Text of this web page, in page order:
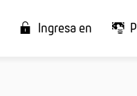
Ingresa en